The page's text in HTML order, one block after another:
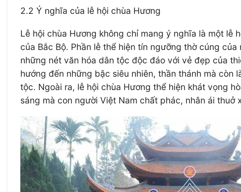
2.2 Ý nghĩa của lễ hội chùa Hương
Lễ hội chùa Hương không chỉ mang ý nghĩa là một lễ
của Bắc Bộ. Phần lễ thể hiện tín ngưỡng thờ cúng
những nét văn hóa dân tộc độc đáo với vẻ đẹp của
hướng đến những bậc siêu nhiên, thần thánh mà
tộc. Ngoài ra, lễ hội chùa Hương thể hiện khát vọng
sáng mà con người Việt Nam chất phác, nhân ái thuở